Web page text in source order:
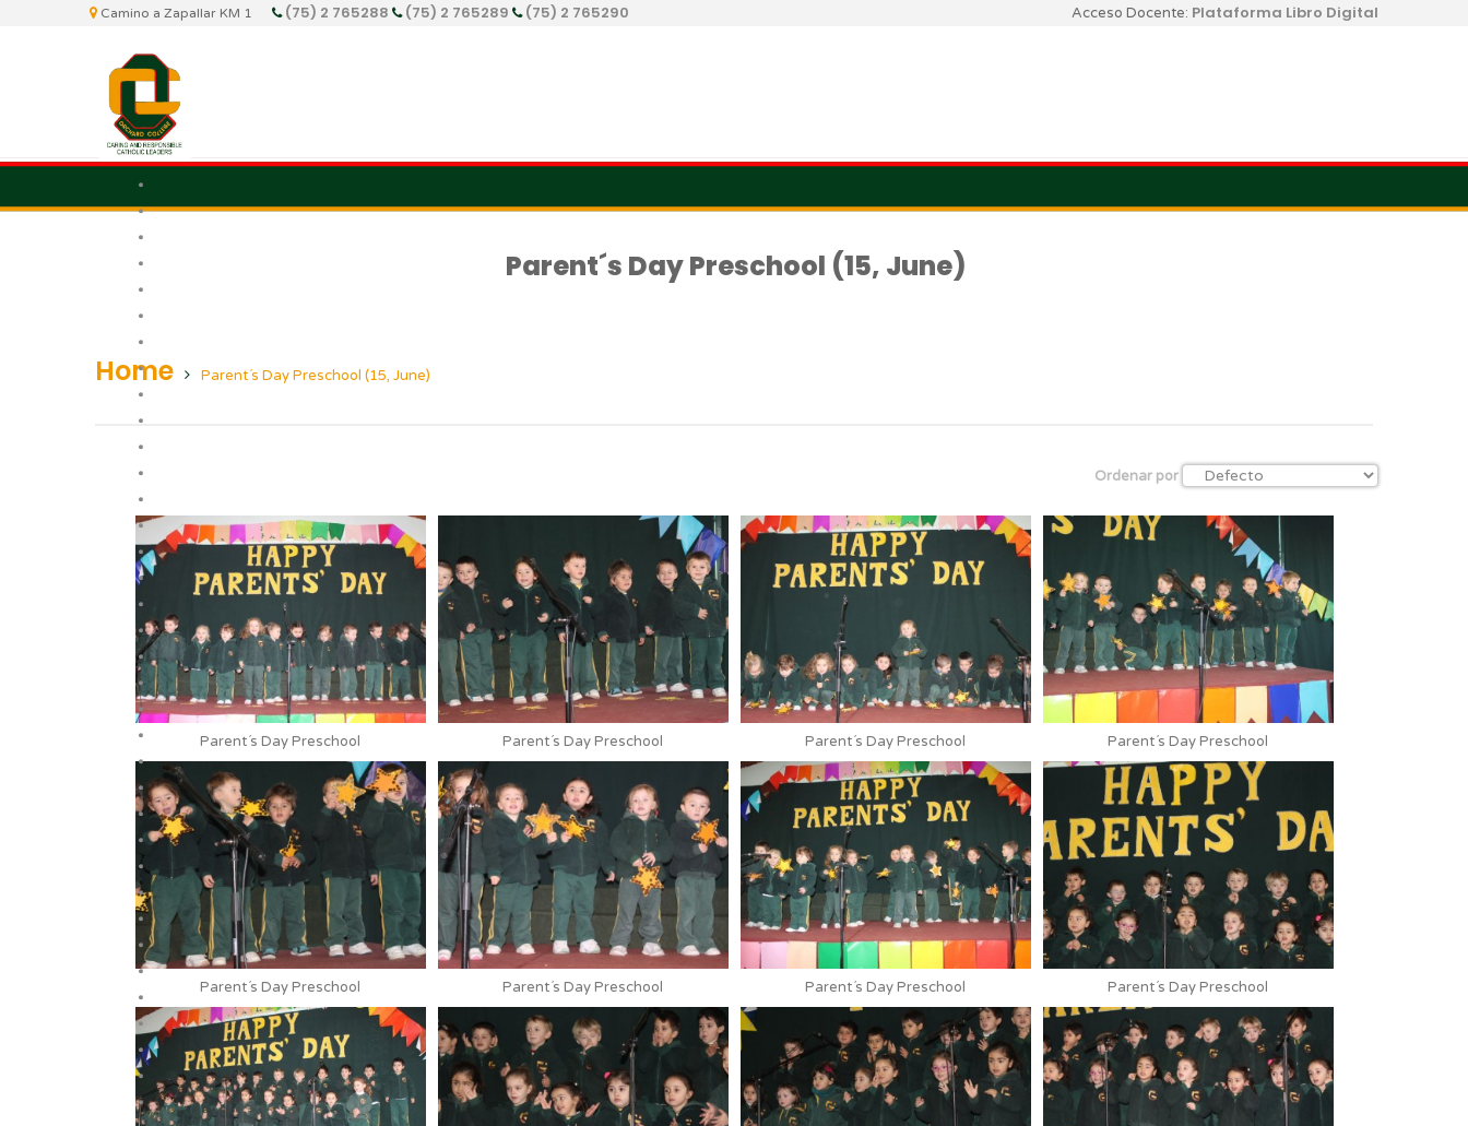
Camino a Zapallar KM 1 (75) 2 765288 (75) 2 765289 (75) 2 765290 Acceso Docente: Plataforma Libro Digital
Parent´s Day Preschool (15, June)
Home Parent´s Day Preschool (15, June)
Ordenar por
Parent´s Day Preschool Parent´s Day Preschool Parent´s Day Preschool Parent´s Day Preschool
Parent´s Day Preschool Parent´s Day Preschool Parent´s Day Preschool Parent´s Day Preschool